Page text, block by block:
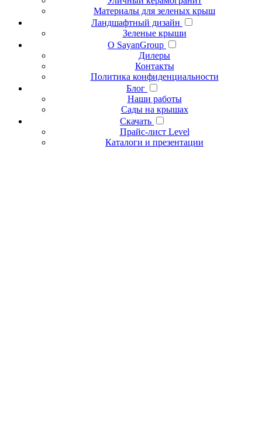
Материалы для зеленых крыш
Ландшафтный дизайн
Зеленые крыши
О SayanGroup
Дилеры
Контакты
Политика конфиденциальности
Блог
Наши работы
Сады на крышах
Скачать
Прайс-лист Level
Каталоги и презентации